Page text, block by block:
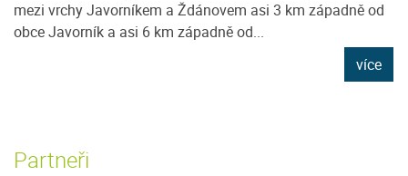
mezi vrchy Javorníkem a Ždánovem asi 3 km západně od
obce Javorník a asi 6 km západně od...
více
Partneři